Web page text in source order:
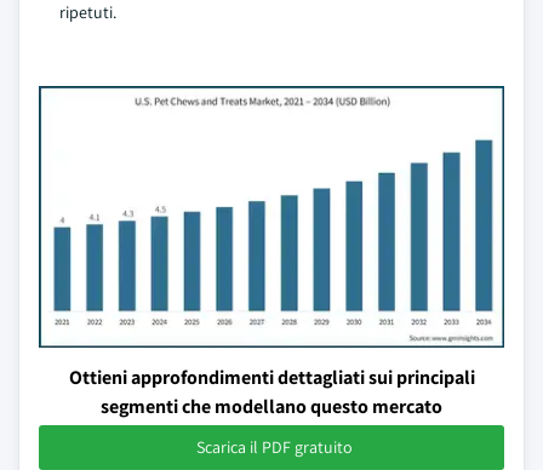
ripetuti.
Ottieni approfondimenti dettagliati sui principali
segmenti che modellano questo mercato
Scarica il PDF gratuito